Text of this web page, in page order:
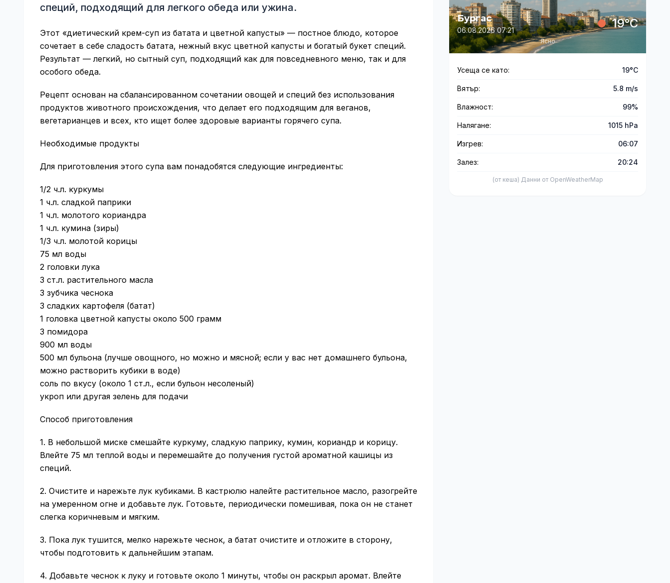
специй, подходящий для легкого обеда или ужина.
Этот «диетический крем-суп из батата и цветной капусты» — постное блюдо, которое
сочетает в себе сладость батата, нежный вкус цветной капусты и богатый букет специй.
Результат — легкий, но сытный суп, подходящий как для повседневного меню, так и для
особого обеда.
Рецепт основан на сбалансированном сочетании овощей и специй без использования
продуктов животного происхождения, что делает его подходящим для веганов,
вегетарианцев и всех, кто ищет более здоровые варианты горячего супа.
Необходимые продукты
Для приготовления этого супа вам понадобятся следующие ингредиенты:
1/2 ч.л. куркумы
1 ч.л. сладкой паприки
1 ч.л. молотого кориандра
1 ч.л. кумина (зиры)
1/3 ч.л. молотой корицы
75 мл воды
2 головки лука
3 ст.л. растительного масла
3 зубчика чеснока
3 сладких картофеля (батат)
1 головка цветной капусты около 500 грамм
3 помидора
900 мл воды
500 мл бульона (лучше овощного, но можно и мясной; если у вас нет домашнего бульона,
можно растворить кубики в воде)
соль по вкусу (около 1 ст.л., если бульон несоленый)
укроп или другая зелень для подачи
Способ приготовления
1. В небольшой миске смешайте куркуму, сладкую паприку, кумин, кориандр и корицу.
Влейте 75 мл теплой воды и перемешайте до получения густой ароматной кашицы из
специй.
2. Очистите и нарежьте лук кубиками. В кастрюлю налейте растительное масло, разогрейте
на умеренном огне и добавьте лук. Готовьте, периодически помешивая, пока он не станет
слегка коричневым и мягким.
3. Пока лук тушится, мелко нарежьте чеснок, а батат очистите и отложите в сторону,
чтобы подготовить к дальнейшим этапам.
4. Добавьте чеснок к луку и готовьте около 1 минуты, чтобы он раскрыл аромат. Влейте
Бургас
06.08.2026 07:21 19°C
Ясно
Усеща се като: 19°C
Вятър: 5.8 m/s
Влажност: 99%
Налягане: 1015 hPa
Изгрев: 06:07
Залез: 20:24
(от кеша) Данни от OpenWeatherMap